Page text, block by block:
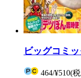
ビッグコミ
464/¥510(